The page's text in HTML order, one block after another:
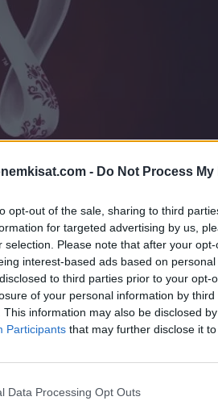
- Do Not Process
opt-out of the sale, sharing to third
for targeted advertising by us,
selection. Please note that after your
interest-based ads based on
to third parties prior to your opt-
of your personal information by third
This information may also be disclosed
Participants that may further disclose it
Data Processing Opt Outs
2022. Euroopan osalta MM-
löytyy lohkosta D.
Suomen kanssa kolmoskorissa
Skotlanti sekä Kreikka.